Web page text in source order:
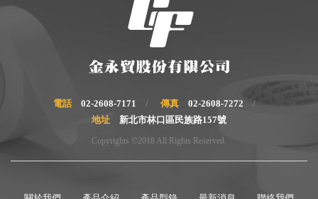
電話 02-2608-7171 傳真
02-2608-7272
地址
新北市林口區民族路157號
Copyrights ©2018 All Rights Reserved.